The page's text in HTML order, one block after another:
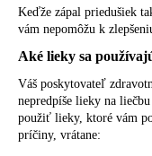
Keďže zápal priedušiek
vám nepomôžu k
Aké lieky sa
Váš poskytovateľ
nepredpíše lieky na
použiť lieky, ktoré vám
príčiny, vrátane: